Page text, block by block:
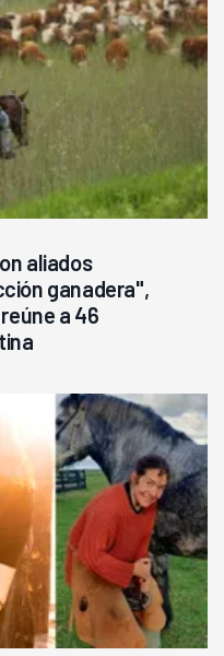
aliados
ganadera",
a 46